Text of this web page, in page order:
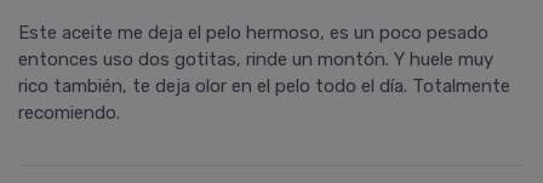
Este aceite me deja el pelo hermoso, es un poco pesado
entonces uso dos gotitas, rinde un montón. Y huele muy
rico también, te deja olor en el pelo todo el día. Totalmente
recomiendo.